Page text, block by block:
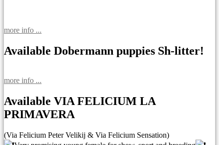
more info ...
Available Dobermann puppies Sh-litter!
more info ...
Available VIA FELICIUM LA
PRIMAVERA
(Via Felicium Peter Velikij & Via Felicium Sensation)